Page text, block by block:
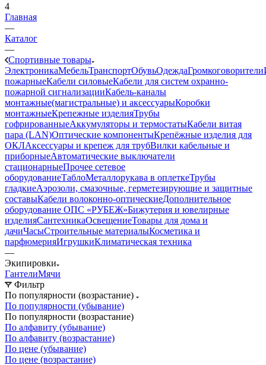
4
Главная
—
Каталог
—
Спортивные товары
ЭлектроникаМебельТранспортОбувьОдеждаГромкоговорители
пожарныеКабели силовыеКабели для систем охранно-
пожарной сигнализацииКабель-каналы
монтажные(магистральные) и аксессуарыКоробки
монтажныеКрепежные изделияТрубы
гофрированныеАккумуляторы и термостатыКабели витая
пара (LAN)Оптические компонентыКрепёжные изделия для
ОКЛАксессуары и крепеж для трубВилки кабельные и
приборныеАвтоматические выключатели
стационарныеПрочее сетевое
оборудованиеТаблоМеталлорукава в оплеткеТрубы
гладкиеАэрозоли, смазочные, герметезирующие и защитные
составыКабели волоконно-оптическиеДополнительное
оборудование ОПС «РУБЕЖ»Бижутерия и ювелирные
изделияСантехникаОсвещениеТовары для дома и
дачиЧасыСтроительные материалыКосметика и
парфюмерияИгрушкиКлиматическая техника
—
Экипировки
ГантелиМячи
Фильтр
По популярности (возрастание)
По популярности (убывание)
По популярности (возрастание)
По алфавиту (убывание)
По алфавиту (возрастание)
По цене (убывание)
По цене (возрастание)